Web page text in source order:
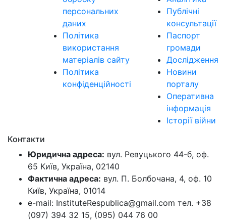
персональних
даних
Політика
використання
матеріалів сайту
Політика
конфіденційності
Публічні
консультації
Паспорт
громади
Дослідження
Новини
порталу
Оперативна
інформація
Історії війни
Контакти
Юридична адреса: вул. Ревуцького 44-б, оф.
65 Київ, Україна, 02140
Фактична адреса: вул. П. Болбочана, 4, оф. 10
Київ, Україна, 01014
e-mail: InstituteRespublica@gmail.com тел. +38
(097) 394 32 15, (095) 044 76 00